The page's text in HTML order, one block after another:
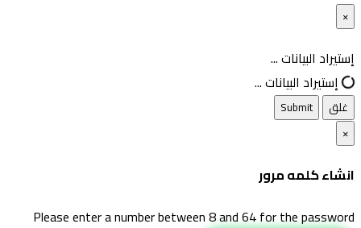
×
غلق
إستيراد البيانات ...
إستيراد البيانات ...
غلق
Submit
×
انشاء كلمه مرور
Please enter a number between 8 and 64 for the password